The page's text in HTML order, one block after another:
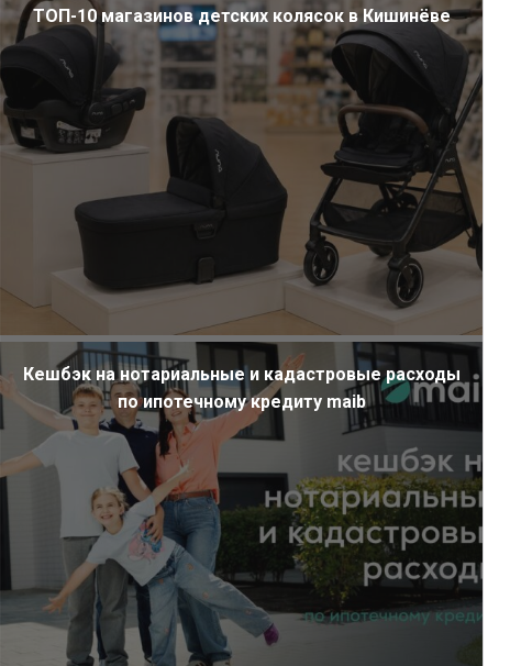
ТОП-10 магазинов детских колясок в Кишинёве
Кешбэк на нотариальные и кадастровые расходы
по ипотечному кредиту maib